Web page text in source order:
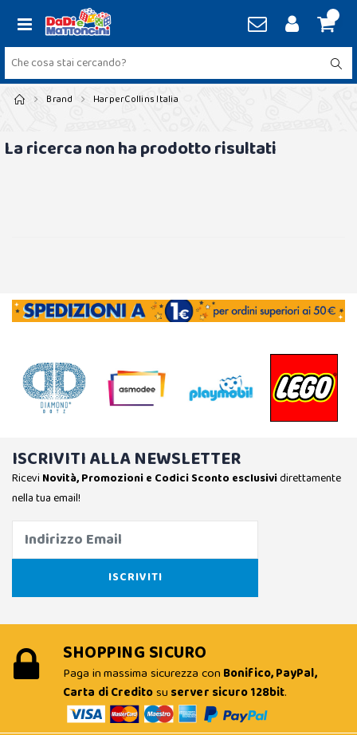
Brand HarperCollins Italia
La ricerca non ha prodotto risultati
ISCRIVITI ALLA NEWSLETTER
Ricevi Novità, Promozioni e Codici Sconto esclusividirettamente
nella tua email!
SHOPPING SICURO
Paga in massima sicurezza con Bonifico, PayPal,
Carta di Creditosu server sicuro 128bit.